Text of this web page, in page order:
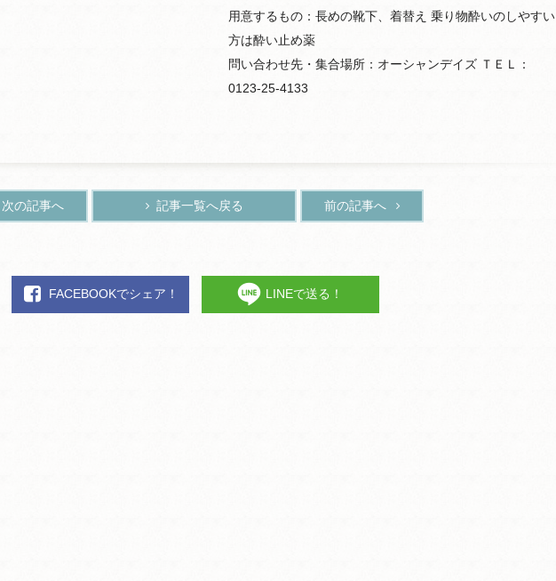
用意するもの：長めの靴下、着替え 乗り物酔いのしやすい
方は酔い止め薬
問い合わせ先・集合場所：オーシャンデイズ ＴＥＬ：
0123-25-4133
次の記事へ 記事一覧へ戻る 前の記事へ
FACEBOOKでシェア！ LINEで送る！